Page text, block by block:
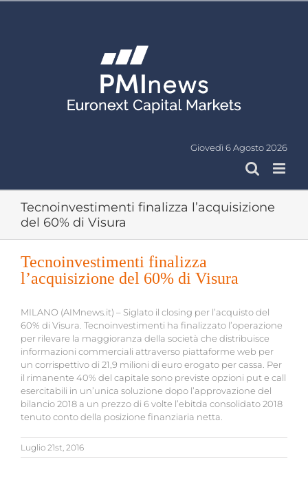
Giovedì 6 Agosto 2026
Tecnoinvestimenti finalizza l’acquisizione
del 60% di Visura
Tecnoinvestimenti finalizza
l’acquisizione del 60% di Visura
MILANO (AIMnews.it) – Siglato il closing per l’acquisto del
60% di Visura. Tecnoinvestimenti ha finalizzato l’operazione
per rilevare la maggioranza della società che distribuisce
informazioni commerciali attraverso piattaforme web per
un corrispettivo di 21,9 milioni di euro erogato per cassa. Per
il rimanente 40% del capitale sono previste opzioni put e call
esercitabili in un’unica soluzione dopo l’approvazione del
bilancio 2018 a un prezzo di 6 volte l’ebitda consolidato 2018
tenuto conto della posizione finanziaria netta.
Luglio 21st, 2016